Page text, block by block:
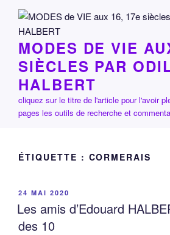
contenu
principalMODES DE VIE
SIÈCLES PAR
HALBERT
cliquez sur le titre de l'article pour l'avoir
pages les outils de recherche et
ÉTIQUETTE : CORMERAIS
PUBLIÉ
LE
24 MAI 2020
Les amis d’Edouard
des 10